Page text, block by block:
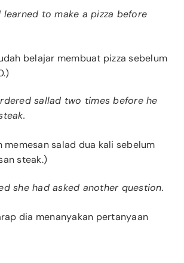
learned to make a pizza before
belajar membuat pizza sebelum
sallad two times before he
memesan salad dua kali sebelum
steak.)
she had asked another question.
dia menanyakan pertanyaan